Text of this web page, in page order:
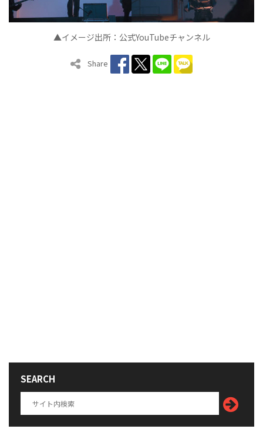
▲イメージ出所：公式YouTubeチャンネル
Share
SEARCH